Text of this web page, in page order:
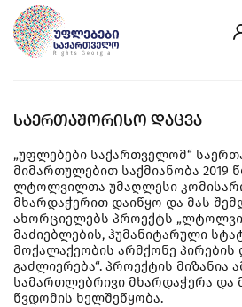
ᲡᲐᲔᲠᲗᲐᲨᲝᲠᲘᲡᲝ ᲓᲐᲪᲕᲐ
„უფლებები საქართველომ“
მიმართულებით საქმიანობა 2019
ლტოლვილთა უმაღლესი
მხარდაჭერით დაიწყო და მას
ახორციელებს პროექტს
მაძიებლების, ჰუმანიტარული
მოქალაქეობის არმქონე პირების
გაძლიერება“. პროექტის მიზანია
სამართლებრივი მხარდაჭერა და
წვდომის ხელშეწყობა.